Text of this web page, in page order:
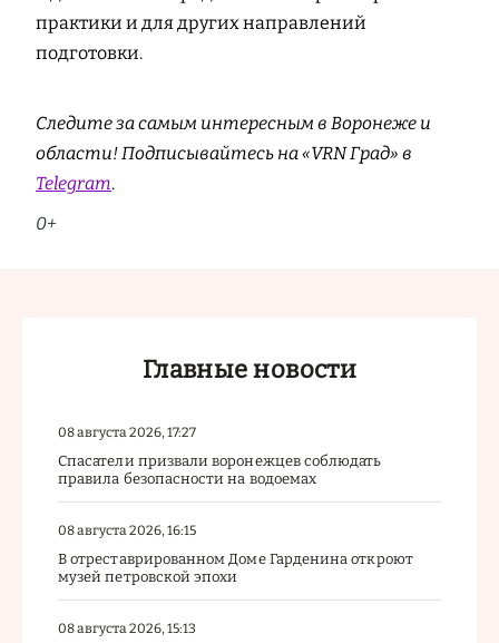
практики и для других направлений
подготовки.
Следите за самым интересным в Воронеже и
области! Подписывайтесь на «VRN Град» в
Telegram.
0+
Главные новости
08 августа 2026, 17:27
Спасатели призвали воронежцев соблюдать
правила безопасности на водоемах
08 августа 2026, 16:15
В отреставрированном Доме Гарденина откроют
музей петровской эпохи
08 августа 2026, 15:13